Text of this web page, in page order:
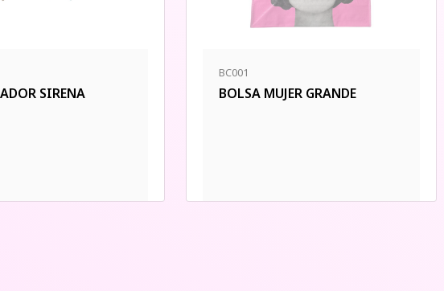
SIRENA
BC001
BOLSA MUJER GRANDE